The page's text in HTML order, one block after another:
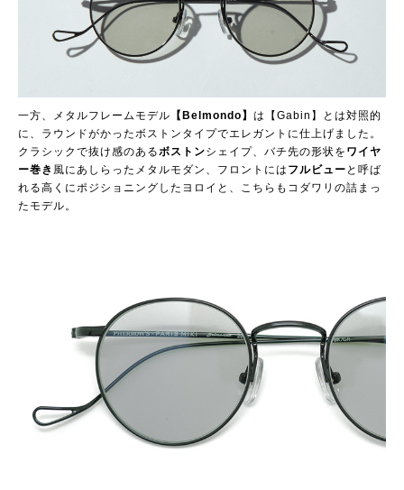
一方、メタルフレームモデル 【Belmondo】 は【Gabin】とは対照的
に、ラウンドがかったボストンタイプでエレガントに仕上げました。
クラシックで抜け感のあるボストンシェイプ、バチ先の形状を ワイヤ
ー巻き 風にあしらったメタルモダン、フロントには フルビュー と呼ば
れる高くにポジショニングしたヨロイと、こちらもコダワリの詰まっ
たモデル。